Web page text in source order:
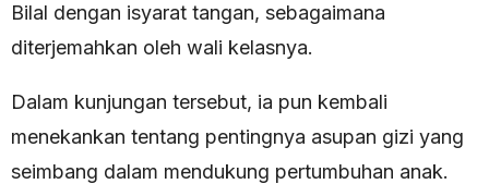
Bilal dengan isyarat tangan, sebagaimana
diterjemahkan oleh wali kelasnya.
Dalam kunjungan tersebut, ia pun kembali
menekankan tentang pentingnya asupan gizi yang
seimbang dalam mendukung pertumbuhan anak.